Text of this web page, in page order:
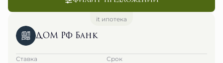
it ипотека
ДОМ РФ Банк
Ставка Срок